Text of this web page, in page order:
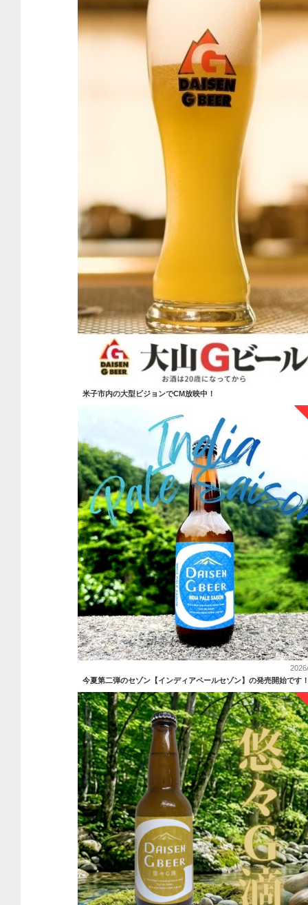
米子市内の大型ビジョンでCM放映中！
今夏第二弾のセゾン【インディアペールセゾン】の発売開始です